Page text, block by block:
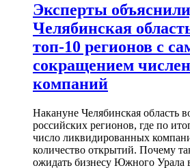
Эксперты
Челябинская
топ-10 регионов с
сокращением
компаний
Накануне Челябинская область
российских регионов, где по
число ликвидированных
количество открытий. Почему
ожидать бизнесу Южного Урала